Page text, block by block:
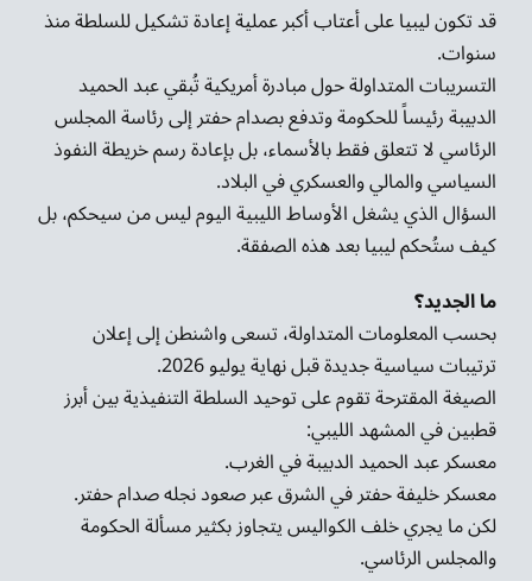
قد تكون ليبيا على أعتاب أكبر عملية إعادة تشكيل للسلطة منذ
سنوات.
التسريبات المتداولة حول مبادرة أمريكية تُبقي عبد الحميد
الدبيبة رئيساً للحكومة وتدفع بصدام حفتر إلى رئاسة المجلس
الرئاسي لا تتعلق فقط بالأسماء، بل بإعادة رسم خريطة النفوذ
السياسي والمالي والعسكري في البلاد.
السؤال الذي يشغل الأوساط الليبية اليوم ليس من سيحكم، بل
كيف ستُحكم ليبيا بعد هذه الصفقة.
ما الجديد؟
بحسب المعلومات المتداولة، تسعى واشنطن إلى إعلان
ترتيبات سياسية جديدة قبل نهاية يوليو 2026.
الصيغة المقترحة تقوم على توحيد السلطة التنفيذية بين أبرز
قطبين في المشهد الليبي:
معسكر عبد الحميد الدبيبة في الغرب.
معسكر خليفة حفتر في الشرق عبر صعود نجله صدام حفتر.
لكن ما يجري خلف الكواليس يتجاوز بكثير مسألة الحكومة
والمجلس الرئاسي.